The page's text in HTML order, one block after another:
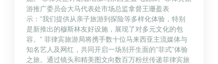
游推广委员会大马代表处市场总监拿督王珊盈表
示：”我们提供从亲子旅游到探险等多样化体验，特别
是新推出的穆斯林友好设施，展现了对多元文化的包
容。” 菲律宾旅游局将携手数十位马来西亚主流媒体与
知名艺人及网红，共同开启一场别开生面的”菲式”体验
之旅。通过镜头和精美图文向数百万粉丝传递菲律宾旅